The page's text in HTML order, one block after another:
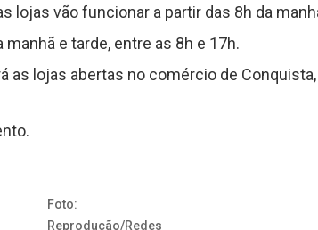
lojas vão funcionar a partir das 8h da
e tarde, entre as 8h e 17h.
as lojas abertas no comércio de
Foto:
Reprodução/Redes